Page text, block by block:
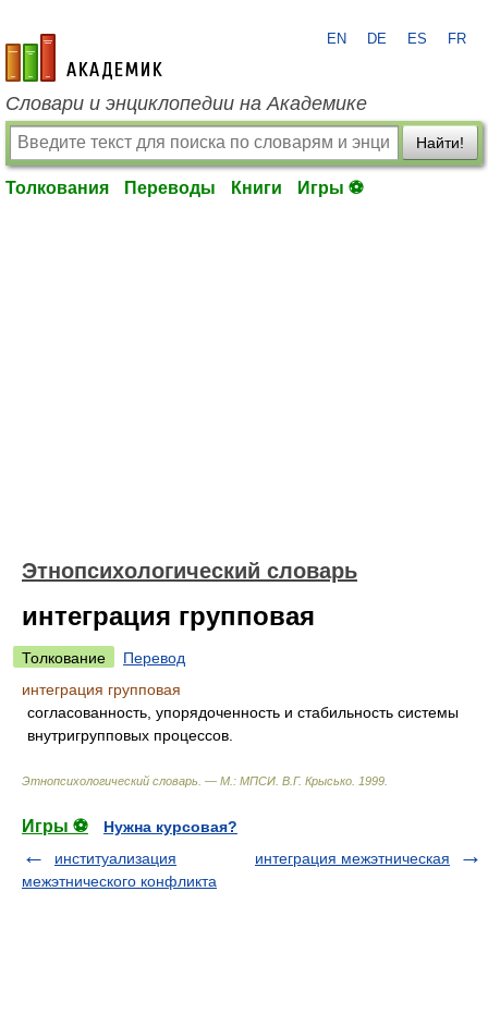
academic.ru
EN DE ES FR
Словари и энциклопедии на Академике
Найти!
Толкования Переводы Книги Игры ⚽
Этнопсихологический словарь
интеграция групповая
Толкование
Перевод
интеграция групповая
согласованность, упорядоченность и стабильность системы
внутригрупповых процессов.
Этнопсихологический словарь. — М.: МПСИ В.Г. Крысько 1999
Игры ⚽
Нужна курсовая?
институализация
межэтнического конфликта
интеграция межэтническая